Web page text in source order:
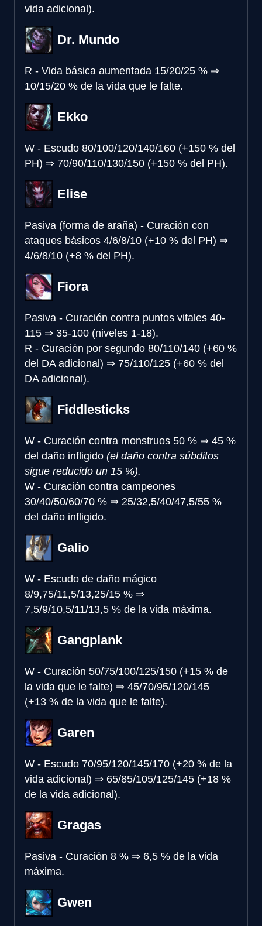
vida adicional).
Dr. Mundo
R - Vida básica aumentada 15/20/25 % ⇒
10/15/20 % de la vida que le falte.
Ekko
W - Escudo 80/100/120/140/160 (+150 % del
PH) ⇒ 70/90/110/130/150 (+150 % del PH).
Elise
Pasiva (forma de araña) - Curación con
ataques básicos 4/6/8/10 (+10 % del PH) ⇒
4/6/8/10 (+8 % del PH).
Fiora
Pasiva - Curación contra puntos vitales 40-
115 ⇒ 35-100 (niveles 1-18).
R - Curación por segundo 80/110/140 (+60 %
del DA adicional) ⇒ 75/110/125 (+60 % del
DA adicional).
Fiddlesticks
W - Curación contra monstruos 50 % ⇒ 45 %
del daño infligido (el daño contra súbditos
sigue reducido un 15 %).
W - Curación contra campeones
30/40/50/60/70 % ⇒ 25/32,5/40/47,5/55 %
del daño infligido.
Galio
W - Escudo de daño mágico
8/9,75/11,5/13,25/15 % ⇒
7,5/9/10,5/11/13,5 % de la vida máxima.
Gangplank
W - Curación 50/75/100/125/150 (+15 % de
la vida que le falte) ⇒ 45/70/95/120/145
(+13 % de la vida que le falte).
Garen
W - Escudo 70/95/120/145/170 (+20 % de la
vida adicional) ⇒ 65/85/105/125/145 (+18 %
de la vida adicional).
Gragas
Pasiva - Curación 8 % ⇒ 6,5 % de la vida
máxima.
Gwen